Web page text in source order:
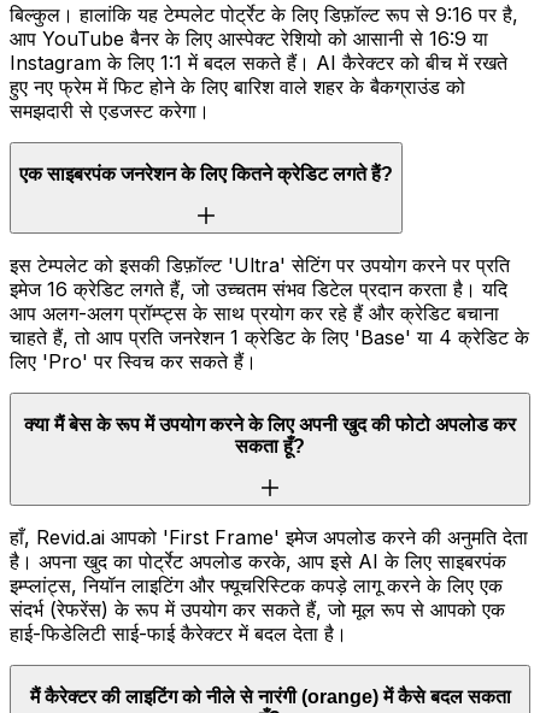
बिल्कुल। हालांकि यह टेम्पलेट पोर्ट्रेट के लिए डिफ़ॉल्ट रूप से 9:16 पर है,
आप YouTube बैनर के लिए आस्पेक्ट रेशियो को आसानी से 16:9 या
Instagram के लिए 1:1 में बदल सकते हैं। AI कैरेक्टर को बीच में रखते
हुए नए फ्रेम में फिट होने के लिए बारिश वाले शहर के बैकग्राउंड को
समझदारी से एडजस्ट करेगा।
एक साइबरपंक जनरेशन के लिए कितने क्रेडिट लगते हैं?
इस टेम्पलेट को इसकी डिफ़ॉल्ट 'Ultra' सेटिंग पर उपयोग करने पर प्रति
इमेज 16 क्रेडिट लगते हैं, जो उच्चतम संभव डिटेल प्रदान करता है। यदि
आप अलग-अलग प्रॉम्प्ट्स के साथ प्रयोग कर रहे हैं और क्रेडिट बचाना
चाहते हैं, तो आप प्रति जनरेशन 1 क्रेडिट के लिए 'Base' या 4 क्रेडिट के
लिए 'Pro' पर स्विच कर सकते हैं।
क्या मैं बेस के रूप में उपयोग करने के लिए अपनी खुद की फोटो अपलोड कर
सकता हूँ?
हाँ, Revid.ai आपको 'First Frame' इमेज अपलोड करने की अनुमति देता
है। अपना खुद का पोर्ट्रेट अपलोड करके, आप इसे AI के लिए साइबरपंक
इम्प्लांट्स, नियॉन लाइटिंग और फ्यूचरिस्टिक कपड़े लागू करने के लिए एक
संदर्भ (रेफरेंस) के रूप में उपयोग कर सकते हैं, जो मूल रूप से आपको एक
हाई-फिडेलिटी साई-फाई कैरेक्टर में बदल देता है।
मैं कैरेक्टर की लाइटिंग को नीले से नारंगी (orange) में कैसे बदल सकता